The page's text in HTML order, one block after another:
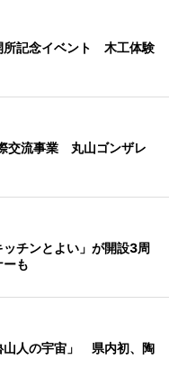
所記念イベント 木工体験
交流事業 丸山ゴンザレ
チンとよい」が開設3周
も
山人の宇宙」 県内初、陶